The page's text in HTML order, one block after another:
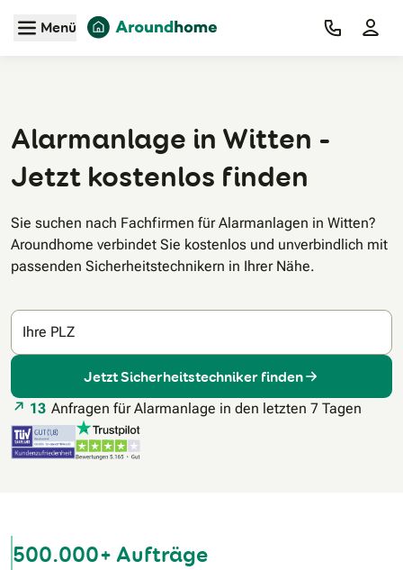
Zum Hauptinhalt
Menü
Alarmanlage in Witten -
Jetzt kostenlos finden
Sie suchen nach Fachfirmen für Alarmanlagen in Witten?
Aroundhome verbindet Sie kostenlos und unverbindlich mit
passenden Sicherheitstechnikern in Ihrer Nähe.
Ihre PLZ
Jetzt Sicherheitstechniker finden
13 Anfragen für Alarmanlage in den letzten 7 Tagen
500.000+ Aufträge